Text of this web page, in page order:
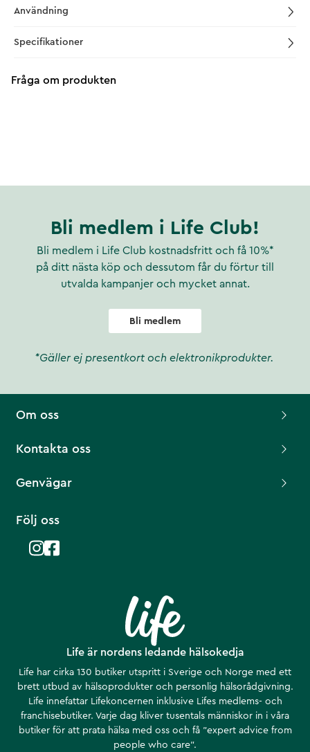
Användning
Specifikationer
Fråga om produkten
Bli medlem i Life Club!
Bli medlem i Life Club kostnadsfritt och få 10%*
på ditt nästa köp och dessutom får du förtur till
utvalda kampanjer och mycket annat.
Bli medlem
*Gäller ej presentkort och elektronikprodukter.
Life är nordens ledande hälsokedja
Life har cirka 130 butiker utspritt i Sverige och Norge med ett
brett utbud av hälsoprodukter och personlig hälsorådgivning.
Life innefattar Lifekoncernen inklusive Lifes medlems- och
franchisebutiker. Varje dag kliver tusentals människor in i våra
butiker för att prata hälsa med oss och få ”expert advice from
people who care”.
Om oss
Kontakta oss
Genvägar
Följ oss